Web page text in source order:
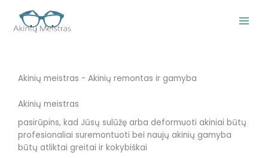
turinio
Akinių meistras - Akinių remontas ir gamyba
Akinių meistras
pasirūpins, kad Jūsų sulūžę arba deformuoti akiniai būtų
profesionaliai suremontuoti bei naujų akinių gamyba
būtų atliktai greitai ir kokybiškai